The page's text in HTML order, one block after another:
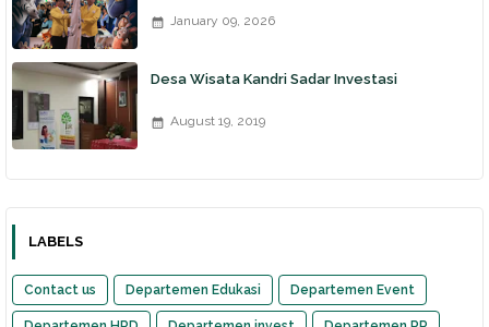
January 09, 2026
Desa Wisata Kandri Sadar Investasi
August 19, 2019
LABELS
Contact us Departemen Edukasi Departemen Event